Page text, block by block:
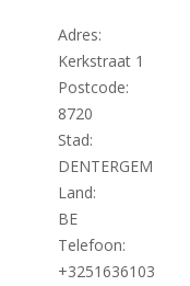
Adres:
Kerkstraat 1
Postcode:
8720
Stad:
DENTERGEM
Land:
BE
Telefoon:
+3251636103